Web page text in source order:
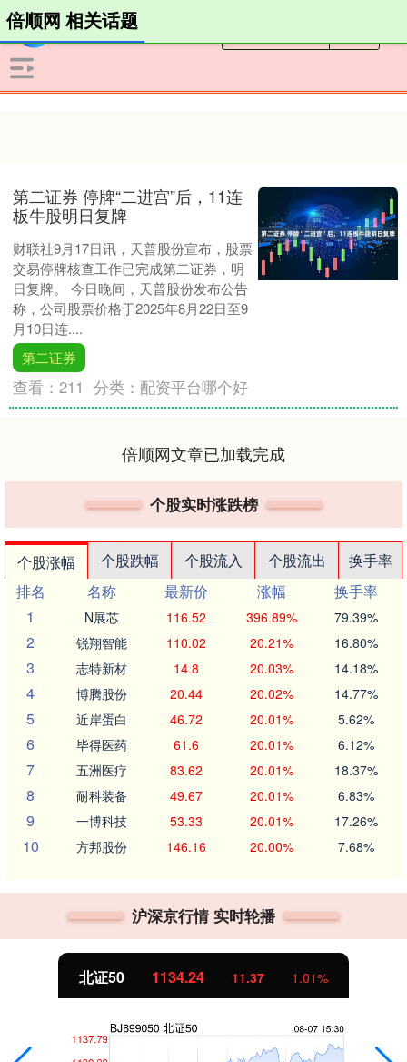
倍顺网 相关话题
第二证券 停牌“二进宫”后，11连
板牛股明日复牌
财联社9月17日讯，天普股份宣布，股票
交易停牌核查工作已完成第二证券，明
日复牌。 今日晚间，天普股份发布公告
称，公司股票价格于2025年8月22日至9
月10日连....
第二证券
查看：211 分类： 配资平台哪个好
倍顺网文章已加载完成
个股实时涨跌榜
个股涨幅 个股跌幅 个股流入 个股流出
换手率
排名
名称 最新价 涨幅
换手率
1
N展芯 116.52 396.89% 79.39%
2 锐翔智能 110.02 20.21% 16.80%
3 志特新材 14.8 20.03% 14.18%
4 博腾股份 20.44 20.02% 14.77%
5 近岸蛋白 46.72 20.01% 5.62%
6 毕得医药 61.6 20.01% 6.12%
7 五洲医疗 83.62 20.01% 18.37%
8 耐科装备 49.67 20.01% 6.83%
9 一博科技 53.33 20.01% 17.26%
10 方邦股份 146.16 20.00% 7.68%
沪深京行情 实时轮播
北证50 1134.24 11.37 1.01%